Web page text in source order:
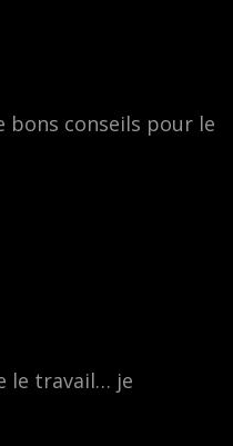
bons conseils pour le
le travail… je